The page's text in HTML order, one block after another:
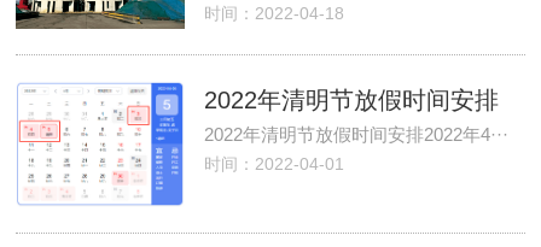
时间：2022-04-18
2022年清明节放假时间安排
2022年清明节放假时间安排2022年4···
时间：2022-04-01